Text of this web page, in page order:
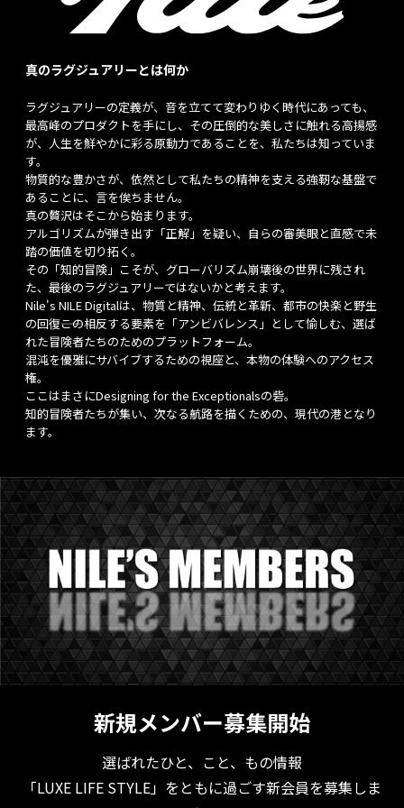
真のラグジュアリーとは何か
ラグジュアリーの定義が、音を立てて変わりゆく時代にあっても、
最高峰のプロダクトを手にし、その圧倒的な美しさに触れる高揚感
が、人生を鮮やかに彩る原動力であることを、私たちは知っていま
す。
物質的な豊かさが、依然として私たちの精神を支える強靭な基盤で
あることに、言を俟ちません。
真の贅沢はそこから始まります。
アルゴリズムが弾き出す「正解」を疑い、自らの審美眼と直感で未
踏の価値を切り拓く。
その「知的冒険」こそが、グローバリズム崩壊後の世界に残され
た、最後のラグジュアリーではないかと考えます。
Nile's NILE Digitalは、物質と精神、伝統と革新、都市の快楽と野生
の回復――この相反する要素を「アンビバレンス」として愉しむ、選ば
れた冒険者たちのためのプラットフォーム。
混沌を優雅にサバイブするための視座と、本物の体験へのアクセス
権。
ここはまさにDesigning for the Exceptionalsの砦。
知的冒険者たちが集い、次なる航路を描くための、現代の港となり
ます。
新規メンバー募集開始
選ばれたひと、こと、もの情報
「LUXE LIFE STYLE」をともに過ごす新会員を募集しま